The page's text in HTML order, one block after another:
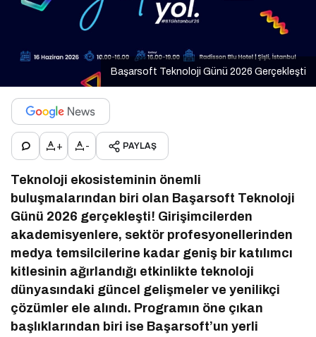
Başarsoft Teknoloji Günü 2026 Gerçekleşti
+ - PAYLAŞ
Teknoloji ekosisteminin önemli
buluşmalarından biri olan Başarsoft Teknoloji
Günü 2026 gerçekleşti! Girişimcilerden
akademisyenlere, sektör profesyonellerinden
medya temsilcilerine kadar geniş bir katılımcı
kitlesinin ağırlandığı etkinlikte teknoloji
dünyasındaki güncel gelişmeler ve yenilikçi
çözümler ele alındı. Programın öne çıkan
başlıklarından biri ise Başarsoft’un yerli